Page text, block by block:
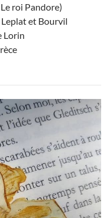
roi Pandore)
et Bourvil
Lorin